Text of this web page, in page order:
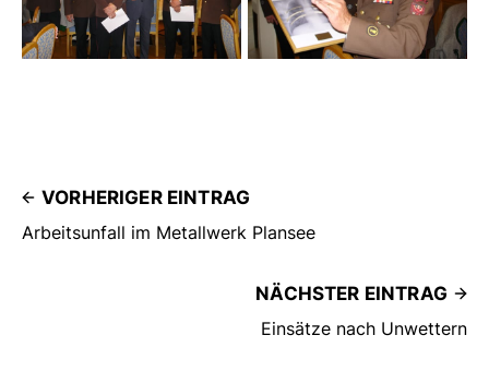
VORHERIGER EINTRAG
Arbeitsunfall im Metallwerk Plansee
NÄCHSTER EINTRAG
Einsätze nach Unwettern